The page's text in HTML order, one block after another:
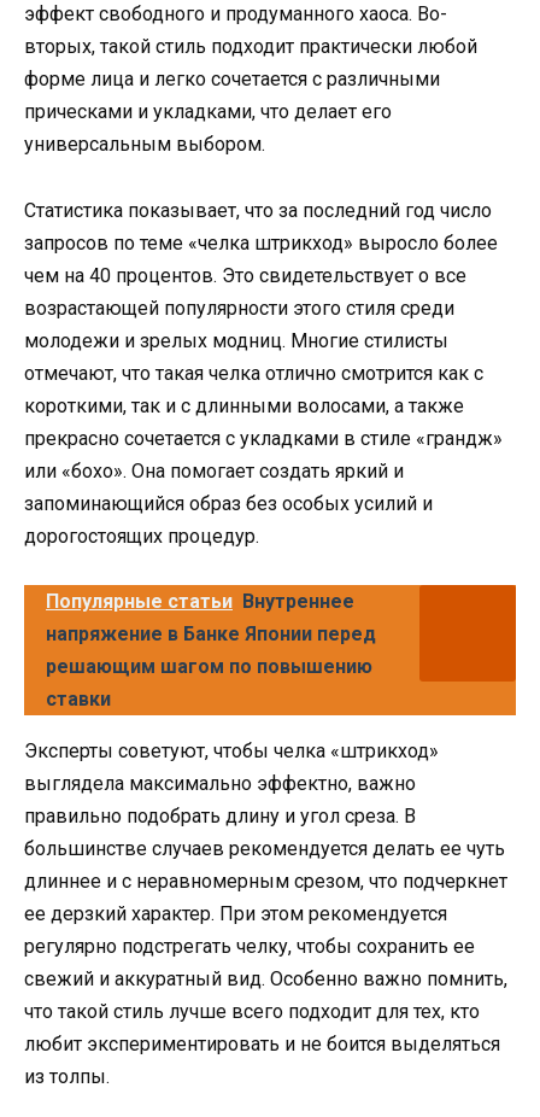
эффект свободного и продуманного хаоса. Во-
вторых, такой стиль подходит практически любой
форме лица и легко сочетается с различными
прическами и укладками, что делает его
универсальным выбором.
Статистика показывает, что за последний год число
запросов по теме «челка штрикход» выросло более
чем на 40 процентов. Это свидетельствует о все
возрастающей популярности этого стиля среди
молодежи и зрелых модниц. Многие стилисты
отмечают, что такая челка отлично смотрится как с
короткими, так и с длинными волосами, а также
прекрасно сочетается с укладками в стиле «грандж»
или «бохо». Она помогает создать яркий и
запоминающийся образ без особых усилий и
дорогостоящих процедур.
Популярные статьи Внутреннее
напряжение в Банке Японии перед
решающим шагом по повышению
ставки
Эксперты советуют, чтобы челка «штрикход»
выглядела максимально эффектно, важно
правильно подобрать длину и угол среза. В
большинстве случаев рекомендуется делать ее чуть
длиннее и с неравномерным срезом, что подчеркнет
ее дерзкий характер. При этом рекомендуется
регулярно подстрегать челку, чтобы сохранить ее
свежий и аккуратный вид. Особенно важно помнить,
что такой стиль лучше всего подходит для тех, кто
любит экспериментировать и не боится выделяться
из толпы.